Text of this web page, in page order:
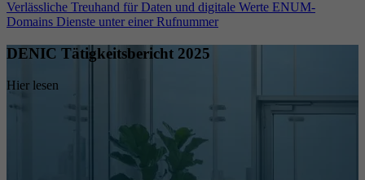
Verlässliche Treuhand für Daten und digitale Werte ENUM-
Domains Dienste unter einer Rufnummer
DENIC Tätigkeitsbericht 2025
Hier lesen